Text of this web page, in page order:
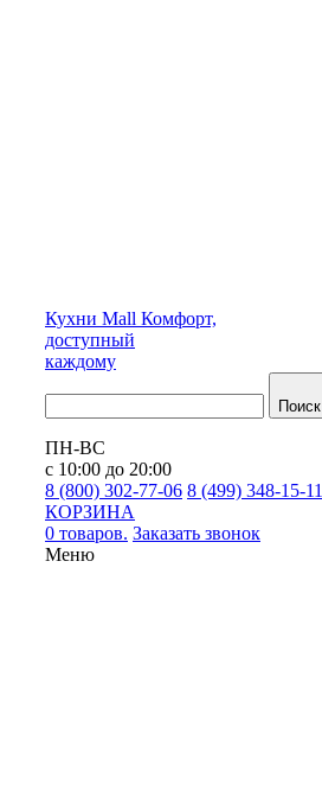
Кухни Mall Комфорт,
доступный
каждому
Поиск
ПН-ВС
с 10:00 до 20:00
8 (800) 302-77-06 8 (499) 348-15-11
КОРЗИНА
0 товаров. Заказать звонок
Меню